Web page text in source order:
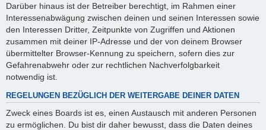
Darüber hinaus ist der Betreiber berechtigt, im Rahmen einer
Interessenabwägung zwischen deinen und seinen Interessen sowie
den Interessen Dritter, Zeitpunkte von Zugriffen und Aktionen
zusammen mit deiner IP-Adresse und der von deinem Browser
übermittelter Browser-Kennung zu speichern, sofern dies zur
Gefahrenabwehr oder zur rechtlichen Nachverfolgbarkeit
notwendig ist.
REGELUNGEN BEZÜGLICH DER WEITERGABE DEINER DATEN
Zweck eines Boards ist es, einen Austausch mit anderen Personen
zu ermöglichen. Du bist dir daher bewusst, dass die Daten deines